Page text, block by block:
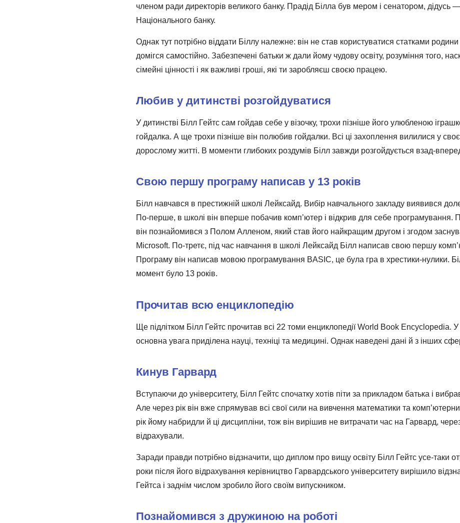
членом ради директорів великого банку. Прадід Білла був мером і сенатором, дідусь
Національного банку.
Однак тут потрібно віддати Біллу належне: він не став користуватися статками родини
домігся самостійно. Забезпечені батьки ж дали йому чудову освіту, розуміння того,
сімейні цінності і як важливі гроші, які ти заробляєш своєю працею.
Любив у дитинстві розгойдуватися
У дитинстві Білл Гейтс сам гойдав себе у візочку, трохи пізніше його улюбленою
гойдалка. А ще трохи пізніше він полюбив гойдалки. Всі ці захоплення вилилися у
дорослому житті. В моменти глибоких роздумів Білл завжди розгойдується взад-
Свою першу програму написав у 13 років
Білл навчався в престижній школі Лейксайд. Вибір навчального закладу виявився
По-перше, в школі він вперше побачив комп’ютер і відкрив для себе програмування.
він познайомився з Полом Алленом, який став його найкращим другом і згодом
Microsoft. По-третє, під час навчання в школі Лейксайд Білл написав свою першу
Програму він написав мовою програмування BASIC, це була гра в хрестики-нулики.
момент було 13 років.
Прочитав всю енциклопедію
Ще підлітком Білл Гейтс прочитав всі 22 томи енциклопедії World Book Encyclopedia. У
основна увага приділена науці, техніці та медицині. Однак наведені дані й з інших
Кинув Гарвард
Вступаючи до університету, Білл Гейтс спочатку хотів піти за прикладом батька і
Але через рік він вже спрямував всі свої сили на вивчення математики та
рік йому набридли й ці дисципліни, тож він вирішив не витрачати час на Гарвард,
відрахували.
Заради правди потрібно відзначити, що диплом про вищу освіту Білл Гейтс усе-таки
роки після його відрахування керівництво Гарвардського університету вирішило
Гейтса і заднім числом зробило його своїм випускником.
Познайомився з дружиною на роботі